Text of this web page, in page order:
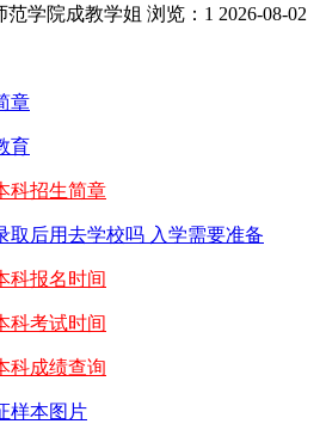
范学院成教学姐 浏览：1 2026-08-02
章
育
科招生简章
取后用去学校吗 入学需要准备
科报名时间
科考试时间
科成绩查询
样本图片